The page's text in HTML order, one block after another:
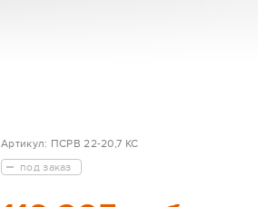
Артикул: ПСРВ 22-20,7 КС
под заказ